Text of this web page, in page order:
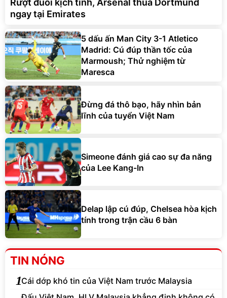
Rượt đuổi kịch tính, Arsenal thua Dortmund
ngay tại Emirates
5 dấu ấn Man City 3-1 Atletico
Madrid: Cú đúp thần tốc của
Marmoush; Thử nghiệm từ
Maresca
Đừng đá thô bạo, hãy nhìn bản
lĩnh của tuyển Việt Nam
Simeone đánh giá cao sự đa năng
của Lee Kang-In
Delap lập cú đúp, Chelsea hòa kịch
tính trong trận cầu 6 bàn
TIN NÓNG
1Cái dớp khó tin của Việt Nam trước Malaysia